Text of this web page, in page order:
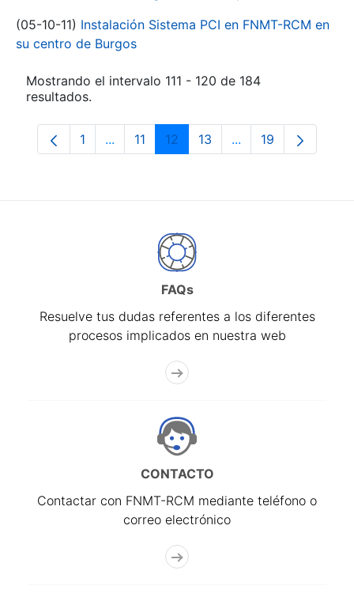
(05-10-11) Instalación Sistema PCI en FNMT-RCM en
su centro de Burgos
Mostrando el intervalo 111 - 120 de 184
resultados.
Página
1 ...Páginas intermedias Use TAB para
Página
11 Página
12 Página
13 ...PáginasPágina
19
FAQs
Resuelve tus dudas referentes a los diferentes
procesos implicados en nuestra web
CONTACTO
Contactar con FNMT-RCM mediante teléfono o
correo electrónico